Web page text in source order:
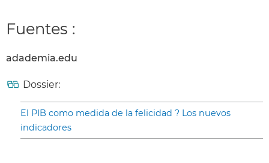
Fuentes :
adademia.edu
Dossier:
El PIB como medida de la felicidad ? Los nuevos
indicadores